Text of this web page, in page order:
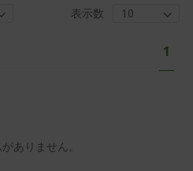
表示数
ジ
あ
な
1
ありません。